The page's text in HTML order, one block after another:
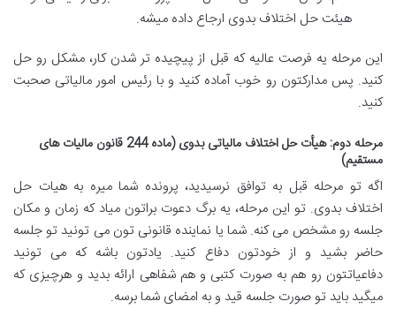
هیئت حل اختلاف بدوی ارجاع داده میشه.
این مرحله یه فرصت عالیه که قبل از پیچیده تر شدن کار، مشکل رو حل
کنید. پس مدارکتون رو خوب آماده کنید و با رئیس امور مالیاتی صحبت
کنید.
مرحله دوم: هیأت حل اختلاف مالیاتی بدوی (ماده 244 قانون مالیات های
مستقیم)
اگه تو مرحله قبل به توافق نرسیدید، پرونده شما میره به هیات حل
اختلاف بدوی. تو این مرحله، یه برگ دعوت براتون میاد که زمان و مکان
جلسه رو مشخص می کنه. شما یا نماینده قانونی تون می تونید تو جلسه
حاضر بشید و از خودتون دفاع کنید. یادتون باشه که می تونید
دفاعیاتتون رو هم به صورت کتبی و هم شفاهی ارائه بدید و هرچیزی که
میگید باید تو صورت جلسه قید و به امضای شما برسه.